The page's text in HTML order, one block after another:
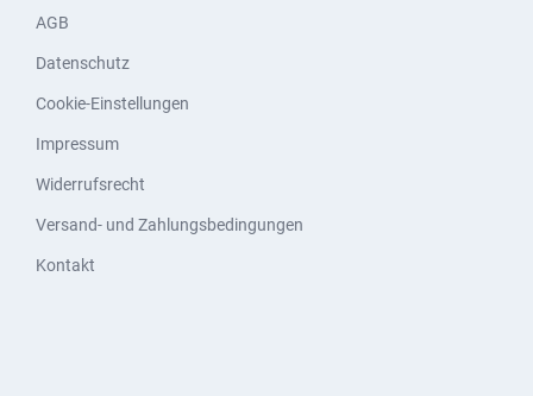
AGB
Datenschutz
Cookie-Einstellungen
Impressum
Widerrufsrecht
Versand- und Zahlungsbedingungen
Kontakt